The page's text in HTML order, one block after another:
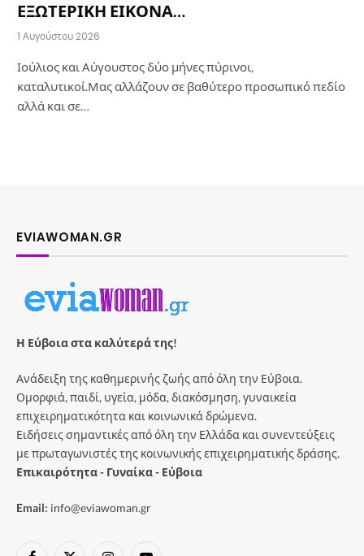
ΕΞΩΤΕΡΙΚΗ ΕΙΚΟΝΑ…
1 Αυγούστου 2026
Ιούλιος και Αύγουστος δύο μήνες πύρινοι,
καταλυτικοί.Μας αλλάζουν σε βαθύτερο προσωπικό πεδίο
αλλά και σε…
EVIAWOMAN.GR
Η Εύβοια στα καλύτερά της!
Ανάδειξη της καθημερινής ζωής από όλη την Εύβοια.
Ομορφιά, παιδί, υγεία, μόδα, διακόσμηση, γυναικεία
επιχειρηματικότητα και κοινωνικά δρώμενα.
Ειδήσεις σημαντικές από όλη την Ελλάδα και συνεντεύξεις
με πρωταγωνιστές της κοινωνικής επιχειρηματικής δράσης.
Επικαιρότητα - Γυναίκα - Εύβοια
Email: info@eviawoman.gr